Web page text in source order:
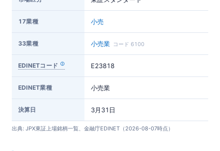
17業種 小売
33業種 小売業 コード 6100
EDINETコード E23818
EDINET業種 小売業
決算日 3月31日
出典: JPX東証上場銘柄一覧、金融庁EDINET（2026-08-07時点）